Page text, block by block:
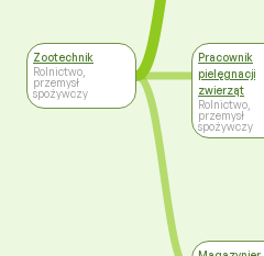
Zootechnik
Rolnictwo,
przemysł
spożywczy
Pracownik
pielęgnacji
zwierząt
Rolnictwo,
przemysł
spożywczy